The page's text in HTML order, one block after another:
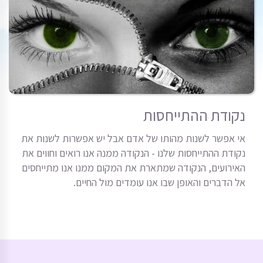
נקודת ההתייחסות
אי אפשר לשנות מהותו של אדם אבל יש אפשרות לשנות את
נקודת ההתייחסות שלנו - הנקודה ממנה אנו רואים וחווים את
האירועים, הנקודה שמתארת את המקום ממנו אנו מתייחסים
אל הדברים והאופן שבו אנו עומדים מול החיים.